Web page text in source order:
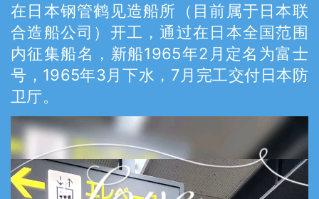
在日本钢管鹤见造船所（目前属于日本联
合造船公司）开工，通过在日本全国范围
内征集船名，新船1965年2月定名为富士
号，1965年3月下水，7月完工交付日本防
卫厅。